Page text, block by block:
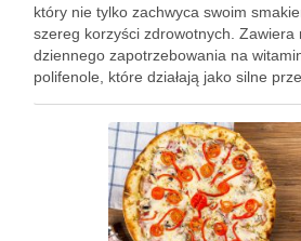
który nie tylko zachwyca swoim
szereg korzyści zdrowotnych. Zawiera
dziennego zapotrzebowania na
polifenole, które działają jako silne
się idealnym dodatkiem do …